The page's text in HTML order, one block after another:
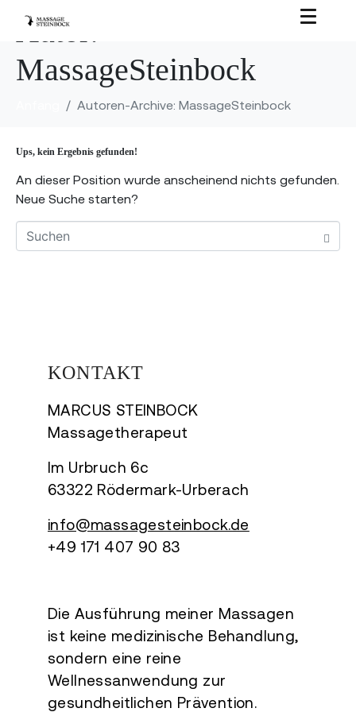
Autor:
MassageSteinbock
Autoren-Archive: MassageSteinbock
Ups, kein Ergebnis gefunden!
An dieser Position wurde anscheinend nichts gefunden.
Neue Suche starten?
KONTAKT
MARCUS STEINBOCK
Massagetherapeut
Im Urbruch 6c
63322 Rödermark-Urberach
info@massagesteinbock.de
+49 171 407 90 83
Die Ausführung meiner Massagen
ist keine medizinische Behandlung,
sondern eine reine
Wellnessanwendung zur
gesundheitlichen Prävention.